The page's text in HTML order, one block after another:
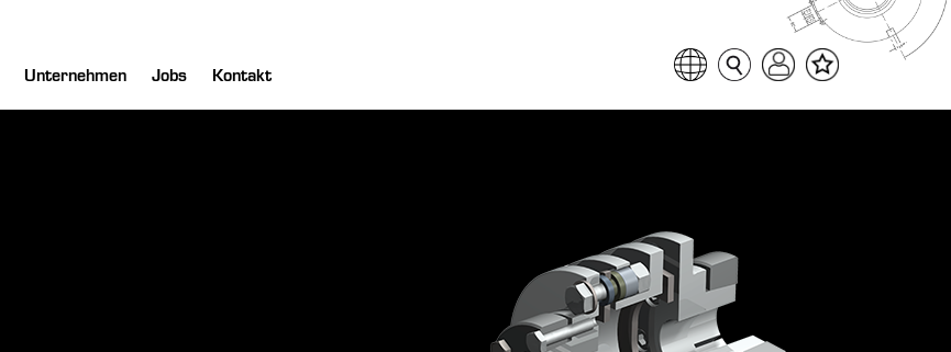
Unternehmen Jobs Kontakt Sprache auswählen
Seitensuche
Login
Favoritenliste